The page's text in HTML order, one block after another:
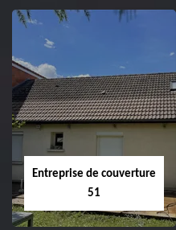
Entreprise de couverture
51